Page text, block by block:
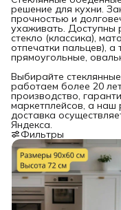
решение для кухни.
прочностью и
ухаживать. Доступны
стекло (классика),
отпечатки пальцев),
прямоугольные,
Выбирайте
работаем более 20
производство,
маркетплейсов, а наш
доставка
Яндекса.
Фильтры